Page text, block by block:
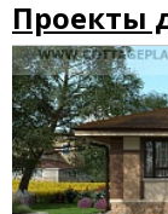
Проекты